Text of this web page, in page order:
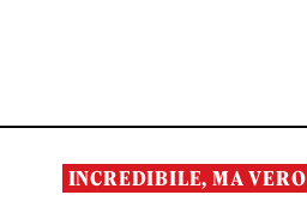
INCREDIBILE, MA VERO